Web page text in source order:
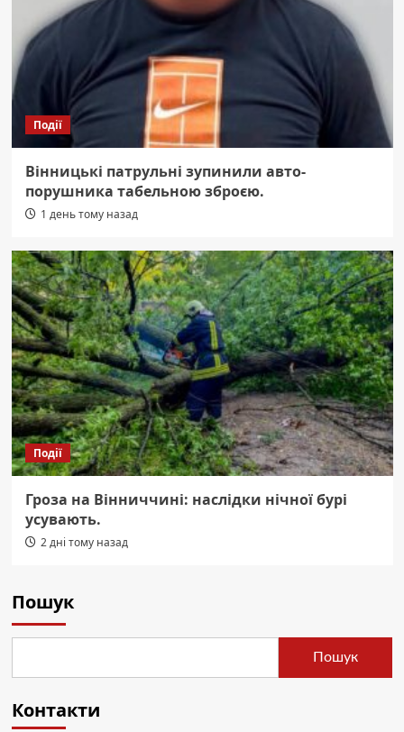
Події
Вінницькі патрульні зупинили авто-
порушника табельною зброєю.
1 день тому назад
Події
Гроза на Вінниччині: наслідки нічної бурі
усувають.
2 дні тому назад
Пошук
Пошук
Контакти